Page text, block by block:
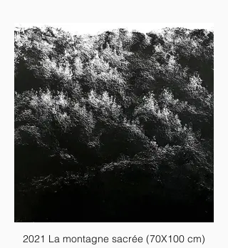
2021 La montagne sacrée (70X100 cm)